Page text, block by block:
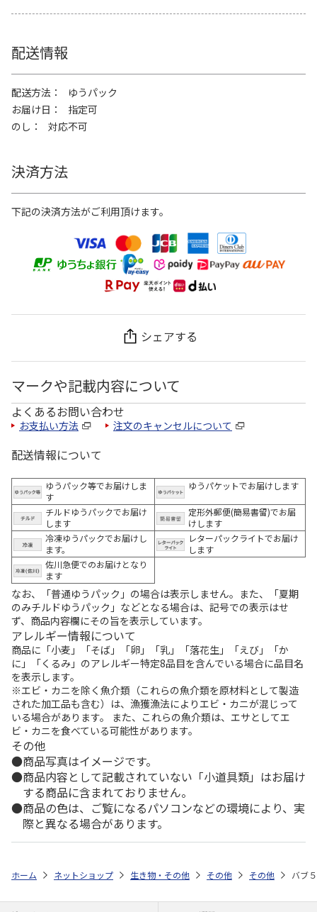
配送情報
配送方法
ゆうパック
お届け日
指定可
のし
対応不可
決済方法
下記の決済方法がご利用頂けます。
シェアする
マークや記載内容について
よくあるお問い合わせ
お支払い方法 注文のキャンセルについて
配送情報について
ゆうパック等でお届けしま
す
ゆうパケットでお届けします
チルドゆうパックでお届け
します
定形外郵便(簡易書留)でお届
けします
冷凍ゆうパックでお届けし
ます。
レターパックライトでお届け
します
佐川急便でのお届けとなり
ます
なお、「普通ゆうパック」の場合は表示しません。また、「夏期
のみチルドゆうパック」などとなる場合は、記号での表示はせ
ず、商品内容欄にその旨を表示しています。
アレルギー情報について
商品に「小麦」「そば」「卵」「乳」「落花生」「えび」「か
に」「くるみ」のアレルギー特定8品目を含んでいる場合に品目名
を表示します。
※エビ・カニを除く魚介類（これらの魚介類を原材料として製造
された加工品も含む）は、漁獲漁法によりエビ・カニが混じって
いる場合があります。 また、これらの魚介類は、エサとしてエ
ビ・カニを食べている可能性があります。
その他
商品写真はイメージです。
商品内容として記載されていない「小道具類」はお届け
する商品に含まれておりません。
商品の色は、ご覧になるパソコンなどの環境により、実
際と異なる場合があります。
ホーム ネットショップ 生き物・その他 その他 その他 バブ